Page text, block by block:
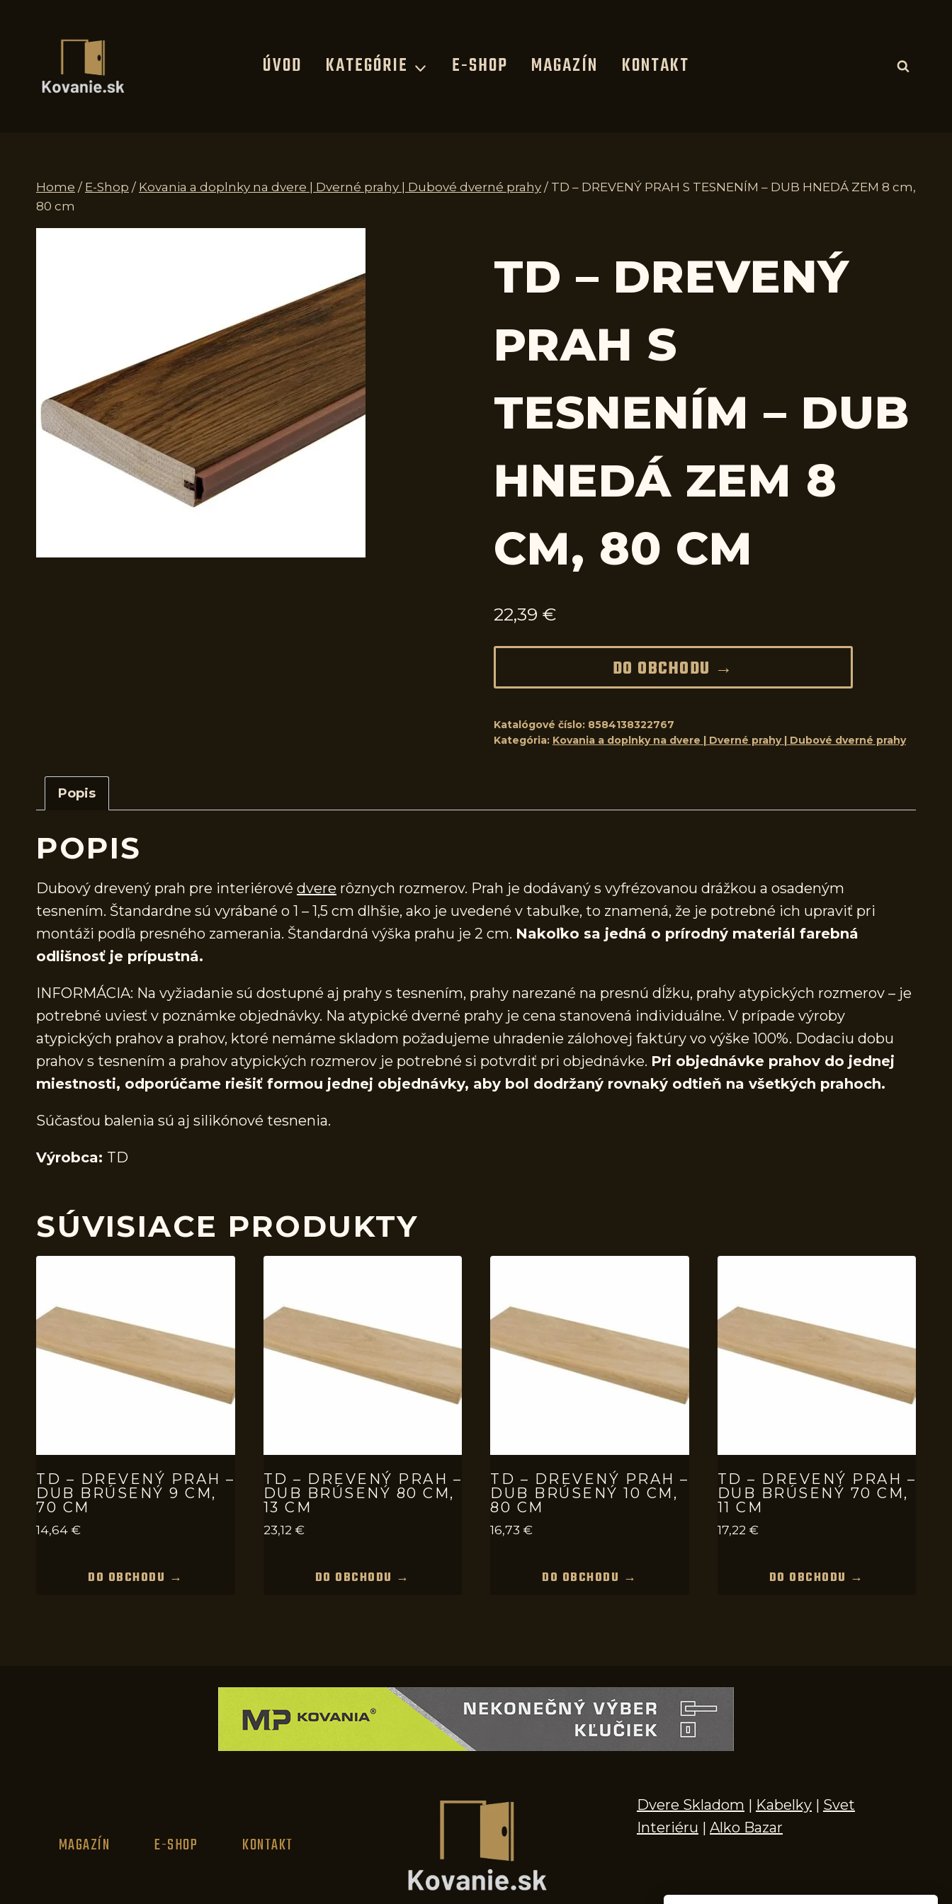
ÚVOD KATEGÓRIE E-SHOP MAGAZÍN KONTAKT
Home / E-Shop / Kovania a doplnky na dvere | Dverné prahy | Dubové dverné prahy / TD – DREVENÝ PRAH S TESNENÍM – DUB HNEDÁ ZEM 8 cm,
80 cm
TD – DREVENÝ
PRAH S
TESNENÍM – DUB
HNEDÁ ZEM 8
CM, 80 CM
22,39 €
DO OBCHODU →
Katalógové číslo: 8584138322767
Kategória: Kovania a doplnky na dvere | Dverné prahy | Dubové dverné prahy
Popis
POPIS
Dubový drevený prah pre interiérové dvere rôznych rozmerov. Prah je dodávaný s vyfrézovanou drážkou a osadeným
tesnením. Štandardne sú vyrábané o 1 – 1,5 cm dlhšie, ako je uvedené v tabuľke, to znamená, že je potrebné ich upraviť pri
montáži podľa presného zamerania. Štandardná výška prahu je 2 cm. Nakoľko sa jedná o prírodný materiál farebná
odlišnosť je prípustná.
INFORMÁCIA: Na vyžiadanie sú dostupné aj prahy s tesnením, prahy narezané na presnú dĺžku, prahy atypických rozmerov – je
potrebné uviesť v poznámke objednávky. Na atypické dverné prahy je cena stanovená individuálne. V prípade výroby
atypických prahov a prahov, ktoré nemáme skladom požadujeme uhradenie zálohovej faktúry vo výške 100%. Dodaciu dobu
prahov s tesnením a prahov atypických rozmerov je potrebné si potvrdiť pri objednávke. Pri objednávke prahov do jednej
miestnosti, odporúčame riešiť formou jednej objednávky, aby bol dodržaný rovnaký odtieň na všetkých prahoch.
Súčasťou balenia sú aj silikónové tesnenia.
Výrobca: TD
SÚVISIACE PRODUKTY
TD – DREVENÝ PRAH –
DUB BRÚSENÝ 9 CM,
70 CM
14,64 €
DO OBCHODU →
TD – DREVENÝ PRAH –
DUB BRÚSENÝ 80 CM,
13 CM
23,12 €
DO OBCHODU →
TD – DREVENÝ PRAH –
DUB BRÚSENÝ 10 CM,
80 CM
16,73 €
DO OBCHODU →
TD – DREVENÝ PRAH –
DUB BRÚSENÝ 70 CM,
11 CM
17,22 €
DO OBCHODU →
MAGAZÍN E-SHOP KONTAKT
Dvere Skladom | Kabelky | Svet
Interiéru | Alko Bazar